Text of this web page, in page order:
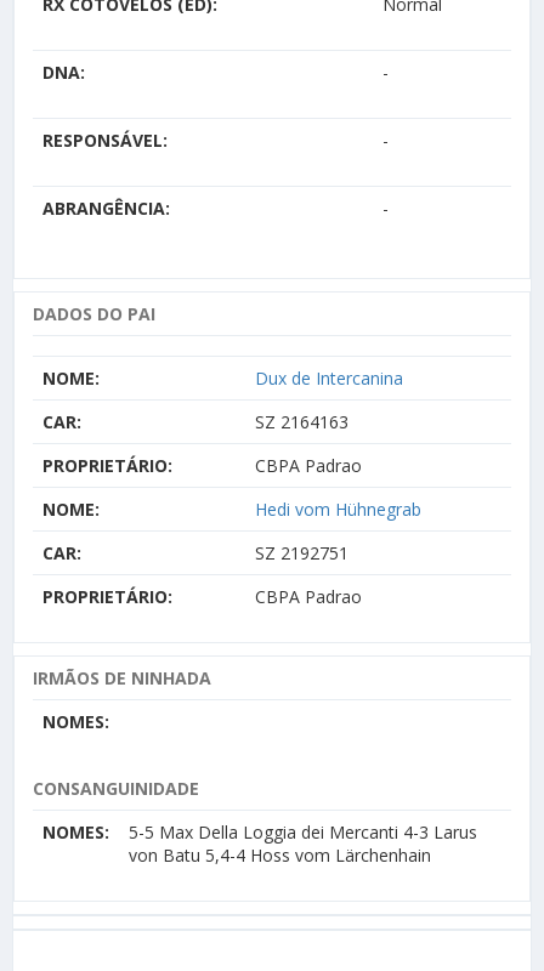
DNA: -
RESPONSÁVEL: -
ABRANGÊNCIA: -
DADOS DO PAI
NOME:
Dux de Intercanina
CAR:
SZ 2164163
PROPRIETÁRIO:
CBPA Padrao
NOME:
Hedi vom Hühnegrab
CAR:
SZ 2192751
PROPRIETÁRIO:
CBPA Padrao
IRMÃOS DE NINHADA
NOMES:
CONSANGUINIDADE
NOMES:
5-5 Max Della Loggia dei Mercanti 4-3 Larus
von Batu 5,4-4 Hoss vom Lärchenhain